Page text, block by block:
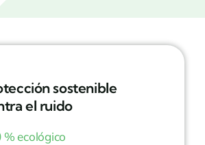
sostenible
el ruido
% ecológico